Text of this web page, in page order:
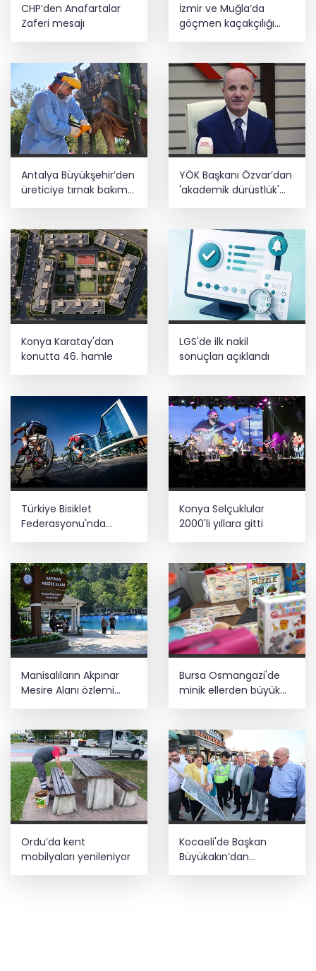
CHP’den Anafartalar
Zaferi mesajı
İzmir ve Muğla’da
göçmen kaçakçılığı
yakalandı
Antalya Büyükşehir’den
üreticiye tırnak bakım
YÖK Başkanı Özvar’dan
'akademik dürüstlük'
Konya Karatay'dan
konutta 46. hamle
LGS'de ilk nakil
sonuçları açıklandı
Türkiye Bisiklet
Federasyonu'nda
Konya Selçuklular
2000'li yıllara gitti
Manisalıların Akpınar
Mesire Alanı özlemi
Bursa Osmangazi'de
minik ellerden büyük
Ordu’da kent
mobilyaları yenileniyor
Kocaeli'de Başkan
Büyükakın’dan
Çayırova mesaisi